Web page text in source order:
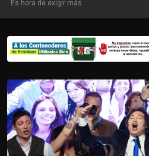
Es hora de exigir más